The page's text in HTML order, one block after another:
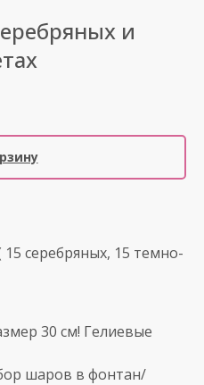
и
серебряных, 15 темно-
30 см! Гелиевые
шаров в фонтан/